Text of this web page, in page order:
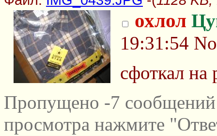
охлол
19:31:54
сфоткал на
Пропущено -7
просмотра нажмите